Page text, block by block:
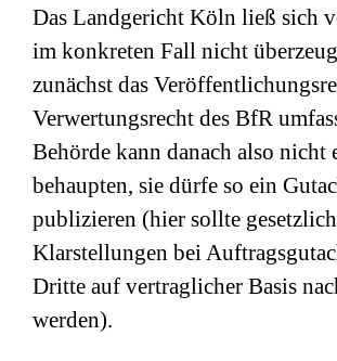
Das Landgericht Köln ließ sich
im konkreten Fall nicht
zunächst das
Verwertungsrecht des BfR
Behörde kann danach also nicht
behaupten, sie dürfe so ein
publizieren (hier sollte
Klarstellungen bei
Dritte auf vertraglicher Basis
werden).